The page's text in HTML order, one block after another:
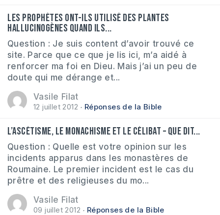
Les prophètes ont-ils utilisé des plantes
hallucinogènes quand ils...
Question : Je suis content d’avoir trouvé ce
site. Parce que ce que je lis ici, m’a aidé à
renforcer ma foi en Dieu. Mais j’ai un peu de
doute qui me dérange et...
Vasile Filat
12 juillet 2012 Réponses de la Bible
L’ascétisme, le monachisme et le célibat – Que dit...
Question : Quelle est votre opinion sur les
incidents apparus dans les monastères de
Roumaine. Le premier incident est le cas du
prêtre et des religieuses du mo...
Vasile Filat
09 juillet 2012 Réponses de la Bible